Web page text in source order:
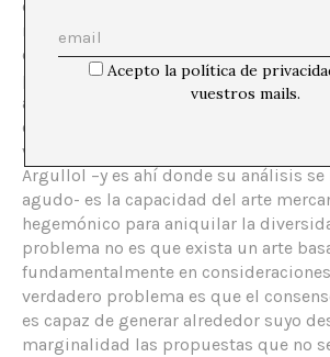
de las críticas de Argullol en su texto
realidad, él no pretende descalificar de
el arte actual: su intención es
prácticas, basadas en cálculos
acabado por desplazar a la
crítica como referentes para analizar
valor de las obras de arte. Pero lo que
Argullol –y es ahí donde su análisis
agudo- es la capacidad del arte
hegemónico para aniquilar la
problema no es que exista un arte
fundamentalmente en
verdadero problema es que el
es capaz de generar alrededor suyo
marginalidad las propuestas que no
Acepto la política de
vuestros mails.